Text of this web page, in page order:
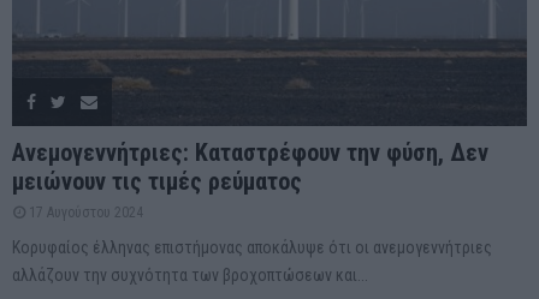
Ανεμογεννήτριες: Καταστρέφουν την φύση, Δεν
μειώνουν τις τιμές ρεύματος
17 Αυγούστου 2024
Κορυφαίος έλληνας επιστήμονας αποκάλυψε ότι οι ανεμογεννήτριες
αλλάζουν την συχνότητα των βροχοπτώσεων και...